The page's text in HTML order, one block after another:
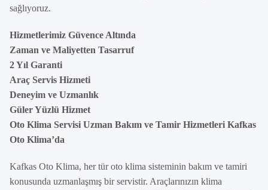
sağlıyoruz.
Hizmetlerimiz Güvence Altında
Zaman ve Maliyetten Tasarruf
2 Yıl Garanti
Araç Servis Hizmeti
Deneyim ve Uzmanlık
Güler Yüzlü Hizmet
Oto Klima Servisi Uzman Bakım ve Tamir Hizmetleri Kafkas
Oto Klima’da
Kafkas Oto Klima, her tür oto klima sisteminin bakım ve tamiri
konusunda uzmanlaşmış bir servistir. Araçlarınızın klima